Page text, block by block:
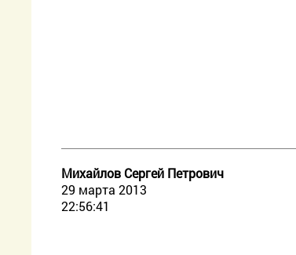
Михайлов Сергей Петрович
29 марта 2013
22:56:41